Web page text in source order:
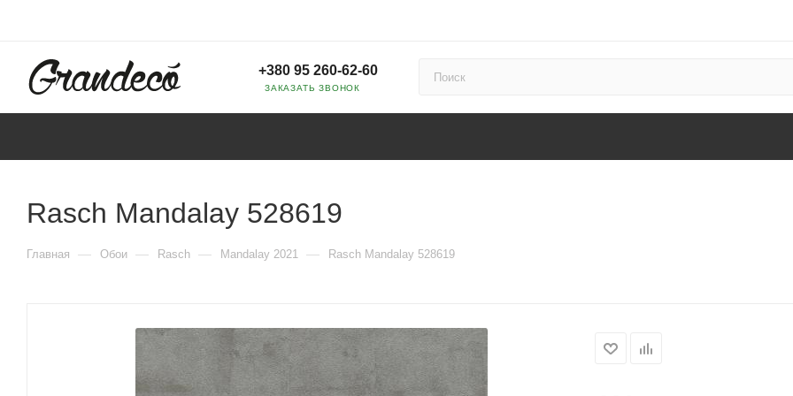
+380 95 260-62-60
ЗАКАЗАТЬ ЗВОНОК
Rasch Mandalay 528619
Главная — Обои — Rasch — Mandalay 2021 — Rasch Mandalay 528619